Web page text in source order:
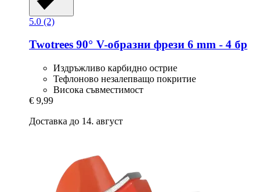
5.0 (2)
Twotrees 90° V-​образни фрези 6 mm -​ 4 бр
Издръжливо карбидно острие
Тефлоново незалепващо покритие
Висока съвместимост
€ 9,99
Доставка до 14. август